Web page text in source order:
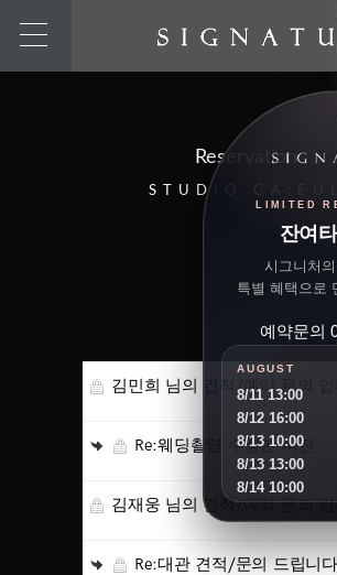
Reservation
STUDIO GA:EUL
김민희 님의 견적/예약 문의 입
Re:웨딩촬영 수정본 사진
김재웅 님의 견적/예약 문의
Re:대관 견적/문의 드립니
LIMITED
잔여
시그니처
특별 혜택으로
예약문의
AUGUST
8/11 13:00
8/12 16:00
8/13 10:00
8/13 13:00
8/14 10:00
8/16 16:00